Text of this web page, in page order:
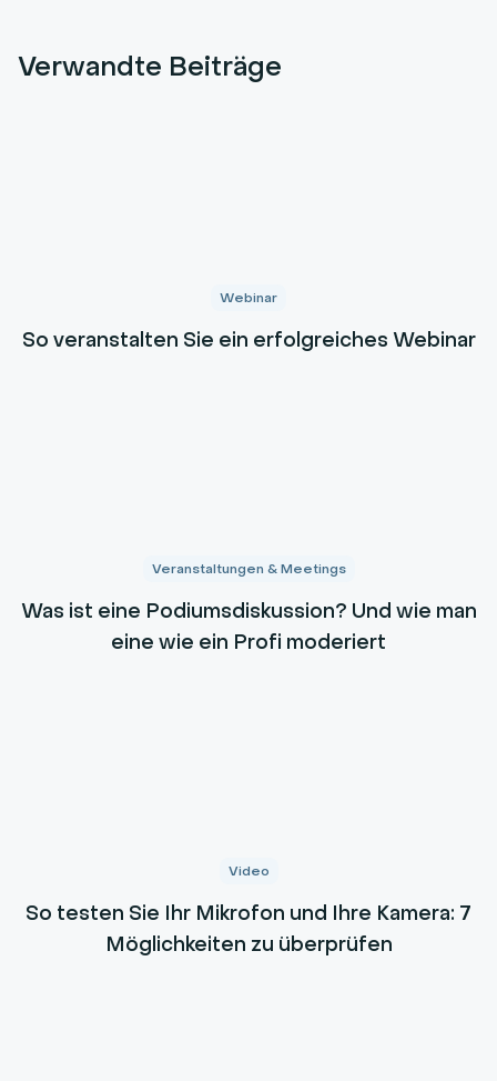
Verwandte Beiträge
Webinar
So veranstalten Sie ein erfolgreiches Webinar
Veranstaltungen & Meetings
Was ist eine Podiumsdiskussion? Und wie man
eine wie ein Profi moderiert
Video
So testen Sie Ihr Mikrofon und Ihre Kamera: 7
Möglichkeiten zu überprüfen